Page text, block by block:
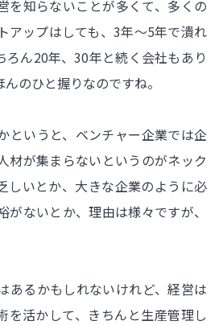
を知らないことが多くて、多くの
アップはしても、3年～5年で潰れ
ろん20年、30年と続く会社もあり
のひと握りなのですね。
というと、ベンチャー企業では企
材が集まらないというのがネック
しいとか、大きな企業のように必
がないとか、理由は様々ですが、
あるかもしれないけれど、経営は
を活かして、きちんと生産管理し